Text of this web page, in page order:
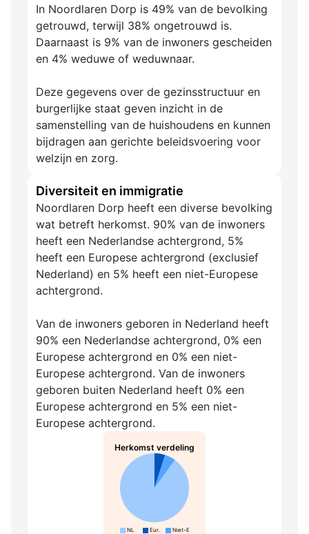
In Noordlaren Dorp is 49% van de bevolking
getrouwd, terwijl 38% ongetrouwd is.
Daarnaast is 9% van de inwoners gescheiden
en 4% weduwe of weduwnaar.
Deze gegevens over de gezinsstructuur en
burgerlijke staat geven inzicht in de
samenstelling van de huishoudens en kunnen
bijdragen aan gerichte beleidsvoering voor
welzijn en zorg.
Diversiteit en immigratie
Noordlaren Dorp heeft een diverse bevolking
wat betreft herkomst. 90% van de inwoners
heeft een Nederlandse achtergrond, 5%
heeft een Europese achtergrond (exclusief
Nederland) en 5% heeft een niet-Europese
achtergrond.
Van de inwoners geboren in Nederland heeft
90% een Nederlandse achtergrond, 0% een
Europese achtergrond en 0% een niet-
Europese achtergrond. Van de inwoners
geboren buiten Nederland heeft 0% een
Europese achtergrond en 5% een niet-
Europese achtergrond.
Herkomst verdeling
NL Eur. Niet-Eur.